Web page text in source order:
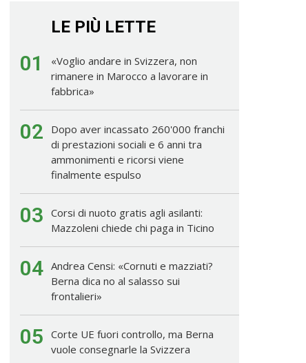
LE PIÙ LETTE
01
«Voglio andare in Svizzera, non
rimanere in Marocco a lavorare in
fabbrica»
02
Dopo aver incassato 260'000 franchi
di prestazioni sociali e 6 anni tra
ammonimenti e ricorsi viene
finalmente espulso
03 Corsi di nuoto gratis agli asilanti:
Mazzoleni chiede chi paga in Ticino
04 Andrea Censi: «Cornuti e mazziati?
Berna dica no al salasso sui
frontalieri»
05 Corte UE fuori controllo, ma Berna
vuole consegnarle la Svizzera